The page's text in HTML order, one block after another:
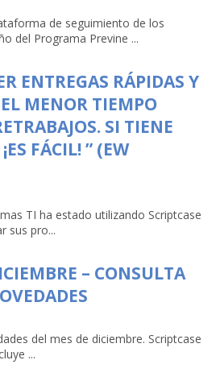
de seguimiento de los
del Programa Previne ...
ENTREGAS RÁPIDAS Y
MENOR TIEMPO
SI TIENE
FÁCIL! ” (EW
TI ha estado utilizando Scriptcase
sus pro...
– CONSULTA
del mes de diciembre. Scriptcase
...